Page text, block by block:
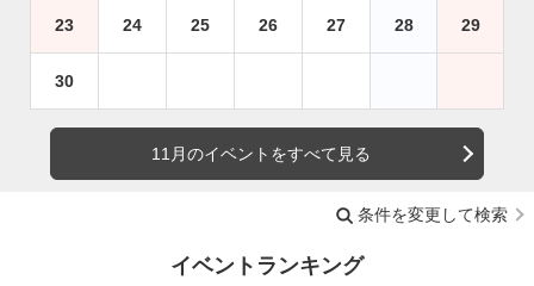
23 24 25 26 27 28 29
30
11月のイベントをすべて見る
条件を変更して検索
イベントランキング